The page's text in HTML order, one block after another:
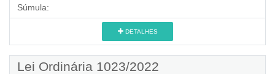
Súmula:
DETALHES
Lei Ordinária 1023/2022